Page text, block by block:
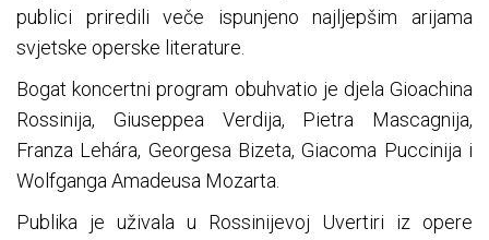
publici priredili veče ispunjeno najljepšim arijama
svjetske operske literature.
Bogat koncertni program obuhvatio je djela Gioachina
Rossinija, Giuseppea Verdija, Pietra Mascagnija,
Franza Lehára, Georgesa Bizeta, Giacoma Puccinija i
Wolfganga Amadeusa Mozarta.
Publika je uživala u Rossinijevoj Uvertiri iz opere